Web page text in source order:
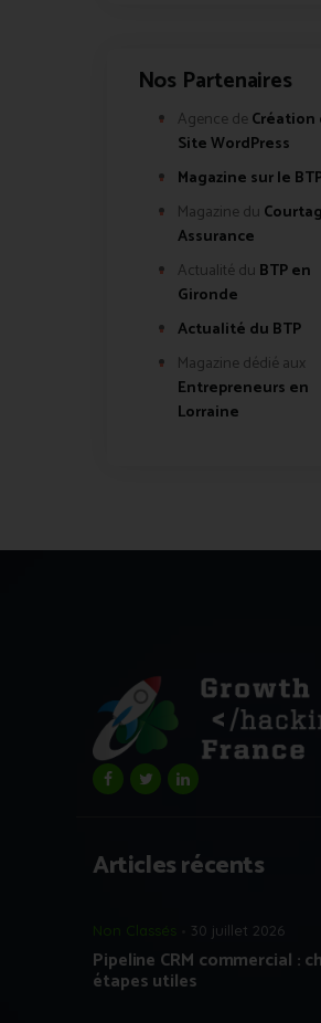
Nos Partenaires
Agence de Création
Site WordPress
Magazine sur le
Magazine du
Assurance
Actualité du BTP en
Gironde
Actualité du BTP
Magazine dédié aux
Entrepreneurs en
Lorraine
Articles récents
Non Classés 30 juillet 2026
Pipeline CRM commercial :
étapes utiles